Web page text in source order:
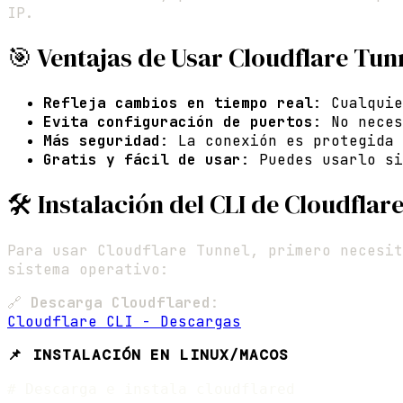
IP.
🎯 Ventajas de Usar Cloudflare
Refleja cambios en tiempo real:
Evita configuración de puertos : No
Más seguridad : La conexión es
Gratis y fácil de usar : Puedes usarlo
🛠 Instalación del CLI de
Para usar Cloudflare Tunnel, primero
sistema operativo:
🔗 Descarga Cloudflared :
Cloudflare CLI - Descargas
📌 INSTALACIÓN EN LINUX/MACOS